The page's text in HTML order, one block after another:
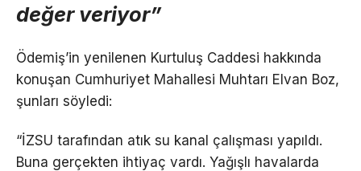
değer veriyor”
Ödemiş’in yenilenen Kurtuluş Caddesi hakkında
konuşan Cumhuriyet Mahallesi Muhtarı Elvan Boz,
şunları söyledi:
“İZSU tarafından atık su kanal çalışması yapıldı.
Buna gerçekten ihtiyaç vardı. Yağışlı havalarda